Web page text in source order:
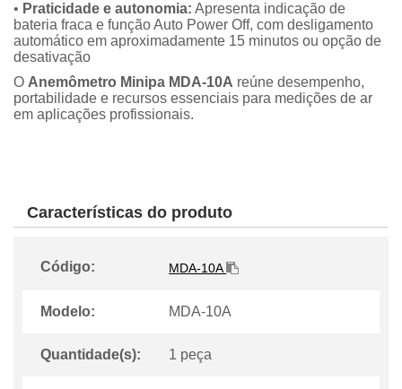
• Praticidade e autonomia: Apresenta indicação de
bateria fraca e função Auto Power Off, com desligamento
automático em aproximadamente 15 minutos ou opção de
desativação
O Anemômetro Minipa MDA-10A reúne desempenho,
portabilidade e recursos essenciais para medições de ar
em aplicações profissionais.
Características do produto
Código: MDA-10A
Modelo: MDA-10A
Quantidade(s): 1 peça